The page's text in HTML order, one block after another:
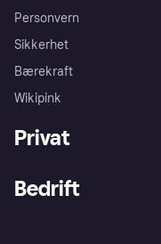
Personvern
Sikkerhet
Bærekraft
Wikipink
Privat
Bedrift